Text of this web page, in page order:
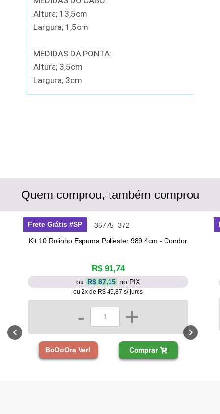
Altura; 13,5cm
Largura; 1,5cm
MEDIDAS DA PONTA:
Altura; 3,5cm
Largura; 3cm
Quem comprou, também comprou
Kit 10 Rolinho Espuma Poliester 989 4cm - Condor
R$ 91,74
ou R$ 87,15 no PIX
ou 2x de R$ 45,87 s/ juros
- +
BoOoOra Ver! Comprar
Frete Grátis #SP